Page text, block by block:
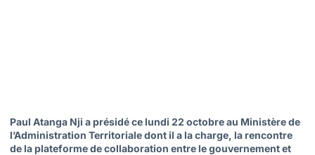
Paul Atanga Nji a présidé ce lundi 22 octobre au Ministère de
l’Administration Territoriale dont il a la charge, la rencontre
de la plateforme de collaboration entre le gouvernement et